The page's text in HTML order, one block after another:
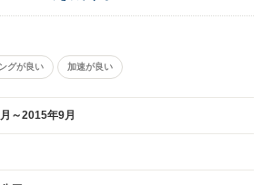
グが良い 加速が良い
～2015年9月